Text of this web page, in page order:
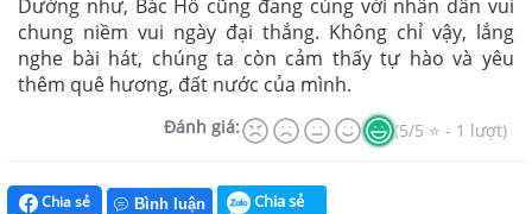
Dường như, Bác Hồ cũng đang cùng với nhân dân vui
chung niềm vui ngày đại thắng. Không chỉ vậy, lắng
nghe bài hát, chúng ta còn cảm thấy tự hào và yêu
thêm quê hương, đất nước của mình.
Đánh giá: (5/5 ⭐ - 1 lượt)
Chia sẻ Bình luận Chia sẻ